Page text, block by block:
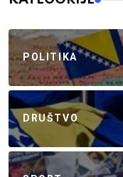
POLITIKA
DRUŠTVO